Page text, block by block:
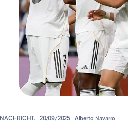
NACHRICHT. 20/09/2025 Alberto Navarro